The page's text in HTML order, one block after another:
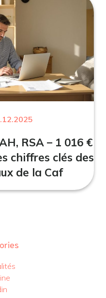
RSA – 1 016 €
chiffres clés des
de la Caf